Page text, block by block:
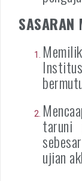
SASARAN
taruni
ujian